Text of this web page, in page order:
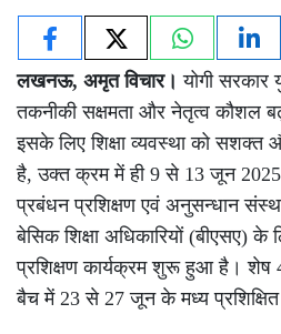
लखनऊ, अमृत विचार। योगी सरकार
तकनीकी सक्षमता और नेतृत्व कौशल
इसके लिए शिक्षा व्यवस्था को सशक्त
है, उक्त क्रम में ही 9 से 13 जून 2025
प्रबंधन प्रशिक्षण एवं अनुसन्धान
बेसिक शिक्षा अधिकारियों (बीएसए) के
प्रशिक्षण कार्यक्रम शुरू हुआ है। शेष
बैच में 23 से 27 जून के मध्य प्रशिक्षित